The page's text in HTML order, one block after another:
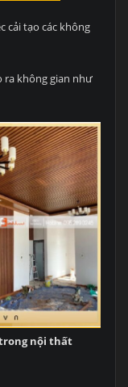
cải tạo các không
ra không gian như
nội thất